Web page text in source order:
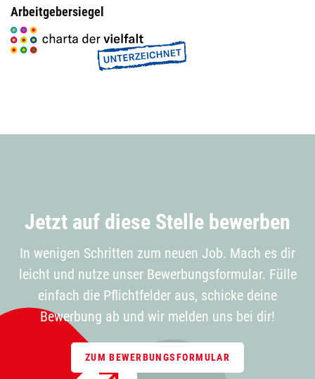
Arbeitgebersiegel
Jetzt auf diese Stelle bewerben
In wenigen Schritten zum neuen Job. Mach es dir
leicht und nutze unser Bewerbungsformular. Fülle
einfach die Pflichtfelder aus, schicke deine
Bewerbung ab und wir melden uns bei dir!
ZUM BEWERBUNGSFORMULAR